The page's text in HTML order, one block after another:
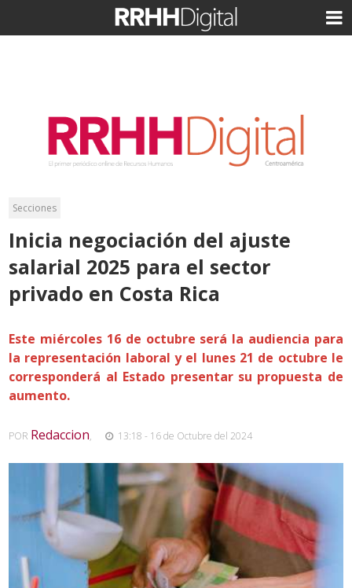
Secciones
Inicia negociación del ajuste
salarial 2025 para el sector
privado en Costa Rica
Este miércoles 16 de octubre será la audiencia para
la representación laboral y el lunes 21 de octubre le
corresponderá al Estado presentar su propuesta de
aumento.
POR Redaccion, 13:18 - 16 de Octubre del 2024